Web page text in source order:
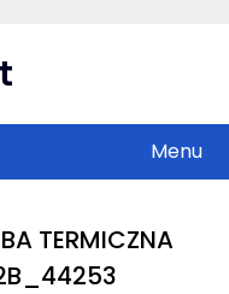
Menu
TERMICZNA